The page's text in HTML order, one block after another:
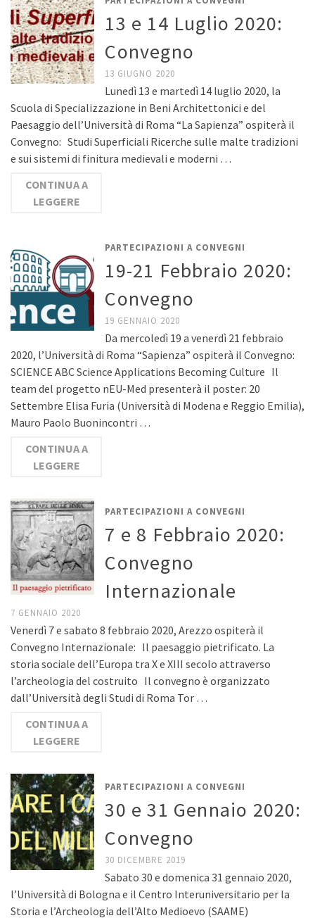
13 e 14 Luglio 2020:
Convegno
13 GIUGNO 2020
Lunedì 13 e martedì 14 luglio 2020, la
Scuola di Specializzazione in Beni Architettonici e del
Paesaggio dell’Università di Roma “La Sapienza” ospiterà il
Convegno: Studi Superficiali Ricerche sulle malte tradizioni
e sui sistemi di finitura medievali e moderni …
CONTINUA A
LEGGERE
PARTECIPAZIONI A CONVEGNI
19-21 Febbraio 2020:
Convegno
19 GENNAIO 2020
Da mercoledì 19 a venerdì 21 febbraio
2020, l’Università di Roma “Sapienza” ospiterà il Convegno:
SCIENCE ABC Science Applications Becoming Culture Il
team del progetto nEU-Med presenterà il poster: 20
Settembre Elisa Furia (Università di Modena e Reggio Emilia),
Mauro Paolo Buonincontri …
CONTINUA A
LEGGERE
PARTECIPAZIONI A CONVEGNI
7 e 8 Febbraio 2020:
Convegno
Internazionale
7 GENNAIO 2020
Venerdì 7 e sabato 8 febbraio 2020, Arezzo ospiterà il
Convegno Internazionale: Il paesaggio pietrificato. La
storia sociale dell’Europa tra X e XIII secolo attraverso
l’archeologia del costruito Il convegno è organizzato
dall’Università degli Studi di Roma Tor …
CONTINUA A
LEGGERE
PARTECIPAZIONI A CONVEGNI
30 e 31 Gennaio 2020:
Convegno
30 DICEMBRE 2019
Sabato 30 e domenica 31 gennaio 2020,
l’Università di Bologna e il Centro Interuniversitario per la
Storia e l’Archeologia dell’Alto Medioevo (SAAME)